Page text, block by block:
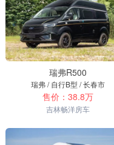
瑞弗R500
瑞弗 / 自行B型 / 长春市
售价：38.8万
吉林畅洋房车